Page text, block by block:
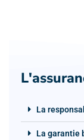
La
La garantie